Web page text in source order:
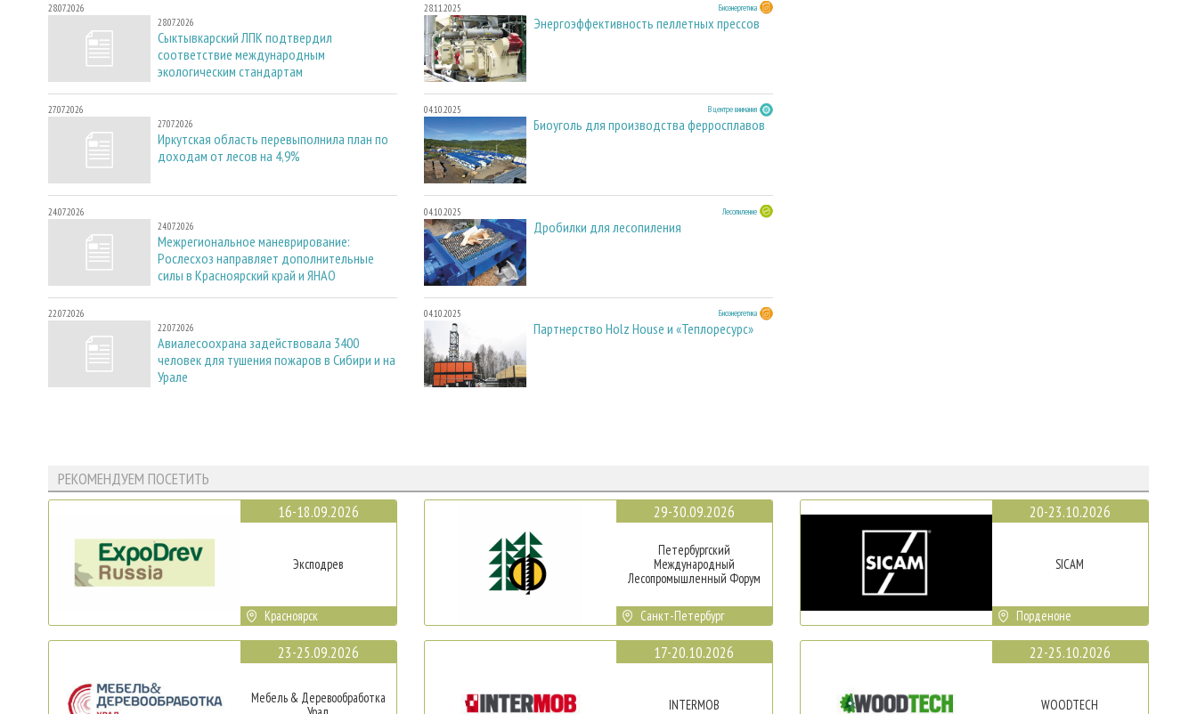
28.07.2026
28.07.2026
Сыктывкарский ЛПК подтвердил
соответствие международным
экологическим стандартам
27.07.2026
27.07.2026
Иркутская область перевыполнила план по
доходам от лесов на 4,9%
24.07.2026
24.07.2026
Межрегиональное маневрирование:
Рослесхоз направляет дополнительные
силы в Красноярский край и ЯНАО
22.07.2026
22.07.2026
Авиалесоохрана задействовала 3400
человек для тушения пожаров в Сибири и на
Урале
28.11.2025 Биоэнергетика
Энергоэффективность пеллетных прессов
04.10.2025 В центре внимания
Биоуголь для производства ферросплавов
04.10.2025 Лесопиление
Дробилки для лесопиления
04.10.2025 Биоэнергетика
Партнерство Holz House и «Теплоресурс»
РЕКОМЕНДУЕМ ПОСЕТИТЬ
16-18.09.2026
Эксподрев
Красноярск
23-25.09.2026
Мебель & Деревообработка
29-30.09.2026
Петербургский
Международный
Лесопромышленный Форум
Санкт-Петербург
17-20.10.2026
INTERMOB
20-23.10.2026
SICAM
Порденоне
22-25.10.2026
WOODTECH